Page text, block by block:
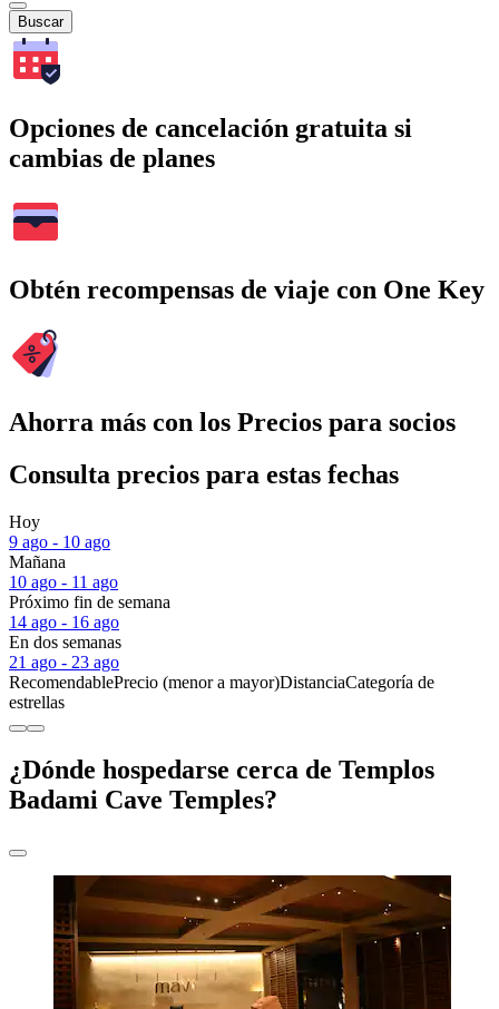
Buscar
Opciones de cancelación gratuita si
cambias de planes
Obtén recompensas de viaje con One Key
Ahorra más con los Precios para socios
Consulta precios para estas fechas
Hoy
9 ago - 10 ago
Mañana
10 ago - 11 ago
Próximo fin de semana
14 ago - 16 ago
En dos semanas
21 ago - 23 ago
RecomendablePrecio (menor a mayor)DistanciaCategoría de
estrellas
¿Dónde hospedarse cerca de Templos
Badami Cave Temples?